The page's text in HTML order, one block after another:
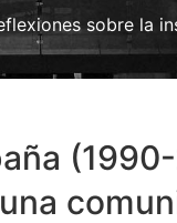
sobre la